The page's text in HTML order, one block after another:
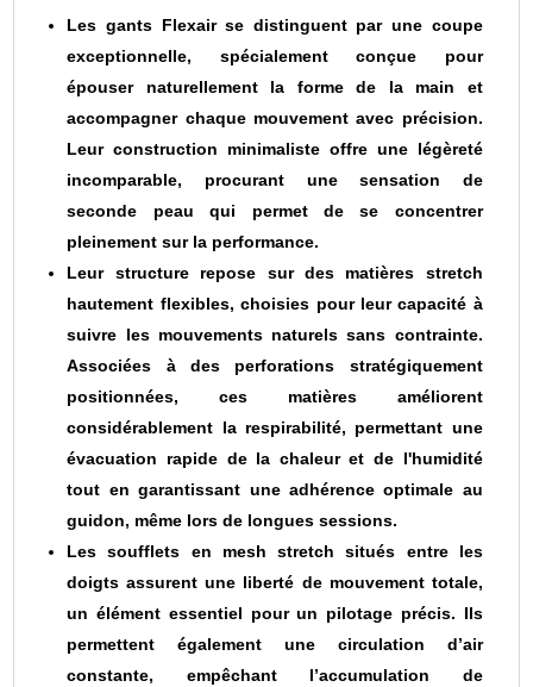
Les gants Flexair se distinguent par une coupe
exceptionnelle, spécialement conçue pour
épouser naturellement la forme de la main et
accompagner chaque mouvement avec précision.
Leur construction minimaliste offre une légèreté
incomparable, procurant une sensation de
seconde peau qui permet de se concentrer
pleinement sur la performance.
Leur structure repose sur des matières stretch
hautement flexibles, choisies pour leur capacité à
suivre les mouvements naturels sans contrainte.
Associées à des perforations stratégiquement
positionnées, ces matières améliorent
considérablement la respirabilité, permettant une
évacuation rapide de la chaleur et de l'humidité
tout en garantissant une adhérence optimale au
guidon, même lors de longues sessions.
Les soufflets en mesh stretch situés entre les
doigts assurent une liberté de mouvement totale,
un élément essentiel pour un pilotage précis. Ils
permettent également une circulation d’air
constante, empêchant l’accumulation de